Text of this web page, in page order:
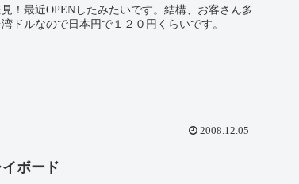
！最近OPENしたみたいです。結構、お客さん多
ドルなので日本円で１２０円くらいです。
2008.12.05
ボード